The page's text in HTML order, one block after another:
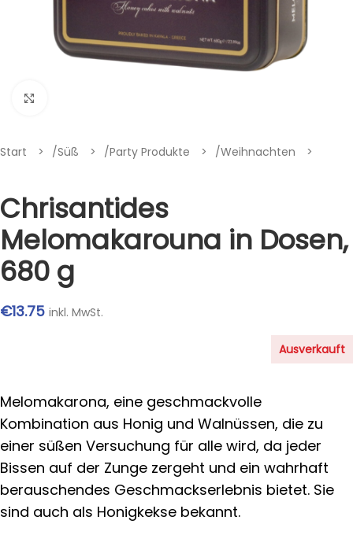
Start /Süß /Party Produkte /Weihnachten
Chrisantides
Melomakarouna in Dosen,
680 g
€13.75 inkl. MwSt.
Ausverkauft
Melomakarona, eine geschmackvolle
Kombination aus Honig und Walnüssen, die zu
einer süßen Versuchung für alle wird, da jeder
Bissen auf der Zunge zergeht und ein wahrhaft
berauschendes Geschmackserlebnis bietet. Sie
sind auch als Honigkekse bekannt.